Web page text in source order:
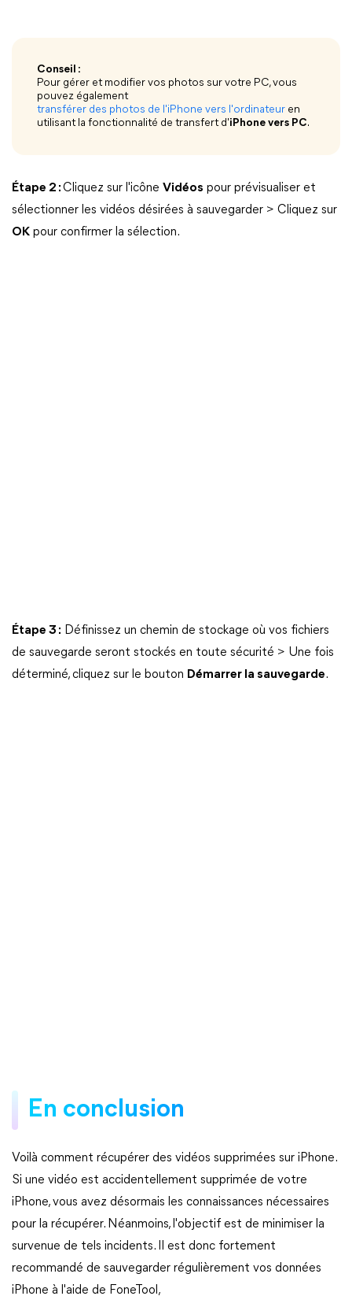
Conseil :
Pour gérer et modifier vos photos sur votre PC, vous
pouvez également
transférer des photos de l'iPhone vers l'ordinateur en
utilisant la fonctionnalité de transfert d'iPhone vers PC.
Étape 2 :Cliquez sur l'icône Vidéos pour prévisualiser et
sélectionner les vidéos désirées à sauvegarder > Cliquez sur
OK pour confirmer la sélection.
Étape 3 : Définissez un chemin de stockage où vos fichiers
de sauvegarde seront stockés en toute sécurité > Une fois
déterminé, cliquez sur le bouton Démarrer la sauvegarde.
En conclusion
Voilà comment récupérer des vidéos supprimées sur iPhone.
Si une vidéo est accidentellement supprimée de votre
iPhone, vous avez désormais les connaissances nécessaires
pour la récupérer. Néanmoins, l'objectif est de minimiser la
survenue de tels incidents. Il est donc fortement
recommandé de sauvegarder régulièrement vos données
iPhone à l'aide de FoneTool,